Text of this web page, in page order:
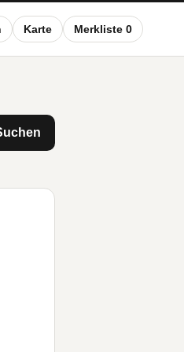
Karte Merkliste 0